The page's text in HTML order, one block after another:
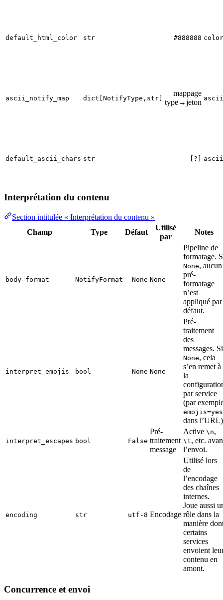
default_html_color str #888888
ascii_notify_map dict[NotifyType,str]
mappage
type→jeton
default_ascii_chars str [?]
Interprétation du contenu
Section intitulée « Interprétation du contenu »
Champ
Type Défaut
Utilisé
par
Notes
body_format NotifyFormat None None
Pipeline de
formatage.
None, aucun
pré-
formatage
n’est
appliqué par
défaut.
interpret_emojis bool None None
Pré-
traitement
des
messages. Si
None, cela
s’en remet à
la
par service
(par
emojis=yes
dans
interpret_escapes bool False
Pré-
traitement
message
Active \n,
\t, etc.
l’envoi.
encoding str utf-8 Encodage
Utilisé lors
de
l’encodage
des chaînes
internes.
Joue aussi
rôle dans la
manière
certains
services
envoient
contenu en
amont.
Concurrence et envoi